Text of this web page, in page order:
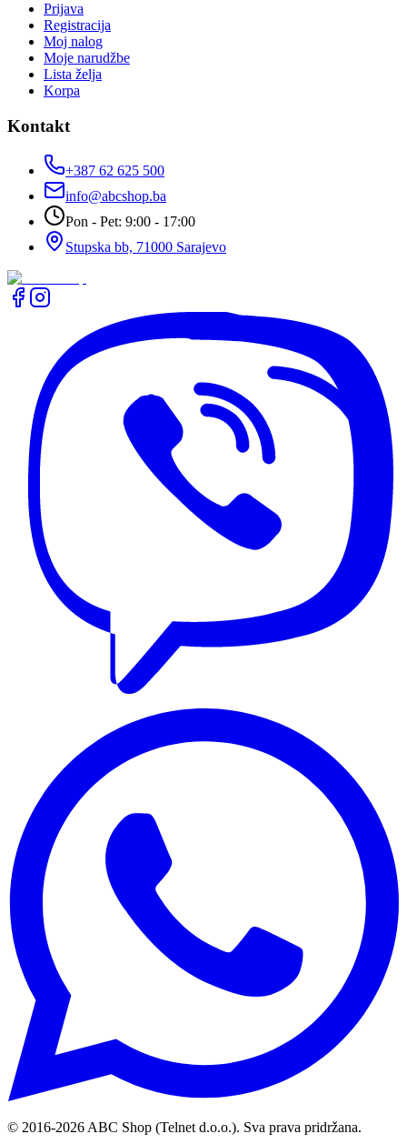
Prijava
Registracija
Moj nalog
Moje narudžbe
Lista želja
Korpa
Kontakt
+387 62 625 500
info@abcshop.ba
Pon - Pet: 9:00 - 17:00
Stupska bb, 71000 Sarajevo
© 2016-2026 ABC Shop (Telnet d.o.o.). Sva prava pridržana.